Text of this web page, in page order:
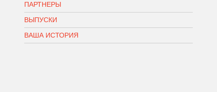
ПАРТНЕРЫ
ВЫПУСКИ
ВАША ИСТОРИЯ